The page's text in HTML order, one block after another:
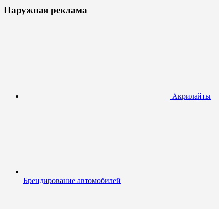
Наружная реклама
Акрилайты
Брендирование автомобилей